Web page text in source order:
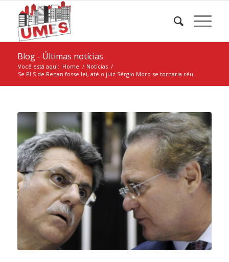
Blog - Últimas notícias
Você está aqui: Home / Notícias /
Se PLS de Renan fosse lei, até o juiz Sérgio Moro se tornaria réu